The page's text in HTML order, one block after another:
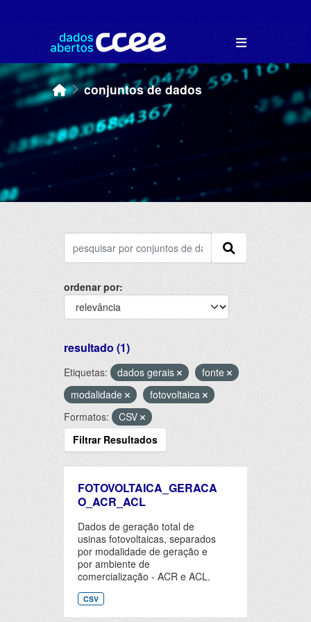
conjuntos de dados
ordenar por
resultado (1)
Etiquetas: dados gerais
fonte
modalidade
fotovoltaica
Formatos:
CSV
Filtrar Resultados
FOTOVOLTAICA_GERACA
O_ACR_ACL
Dados de geração total de
usinas fotovoltaicas, separados
por modalidade de geração e
por ambiente de
comercialização - ACR e ACL.
CSV